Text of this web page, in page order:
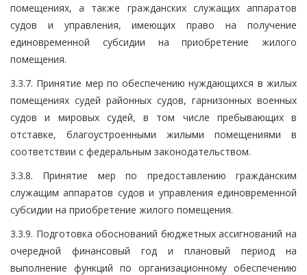
помещениях, а также гражданских служащих аппаратов
судов и управления, имеющих право на получение
единовременной субсидии на приобретение жилого
помещения.
3.3.7. Принятие мер по обеспечению нуждающихся в жилых
помещениях судей районных судов, гарнизонных военных
судов и мировых судей, в том числе пребывающих в
отставке, благоустроенными жилыми помещениями в
соответствии с федеральным законодательством.
3.3.8. Принятие мер по предоставлению гражданским
служащим аппаратов судов и управления единовременной
субсидии на приобретение жилого помещения.
3.3.9. Подготовка обоснований бюджетных ассигнований на
очередной финансовый год и плановый период на
выполнение функций по организационному обеспечению